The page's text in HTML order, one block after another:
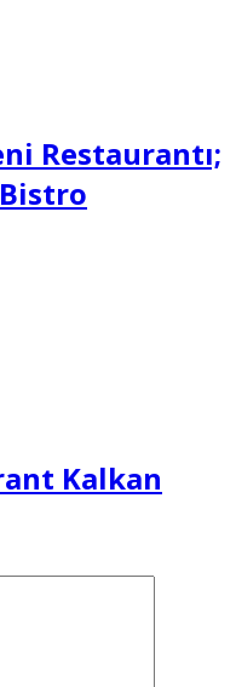
Restaurantı;
Kalkan